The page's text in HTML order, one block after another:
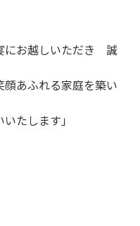
にお越しいただき 誠
あふれる家庭を築い
たします」